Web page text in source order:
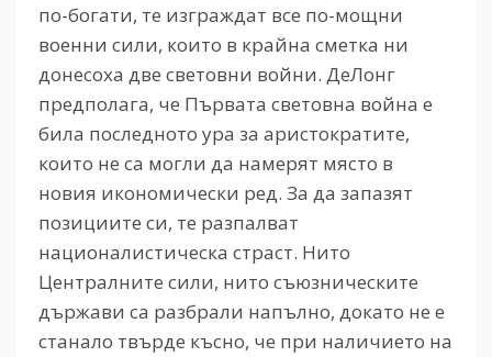
по-богати, те изграждат все по-мощни
военни сили, които в крайна сметка ни
донесоха две световни войни. ДеЛонг
предполага, че Първата световна война е
била последното ура за аристократите,
които не са могли да намерят място в
новия икономически ред. За да запазят
позициите си, те разпалват
националистическа страст. Нито
Централните сили, нито съюзническите
държави са разбрали напълно, докато не е
станало твърде късно, че при наличието на